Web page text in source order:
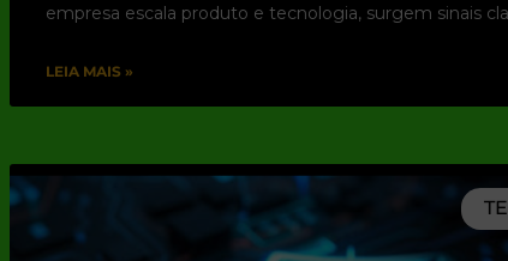
empresa escala produto e tecnologia, surgem sinais
LEIA MAIS »